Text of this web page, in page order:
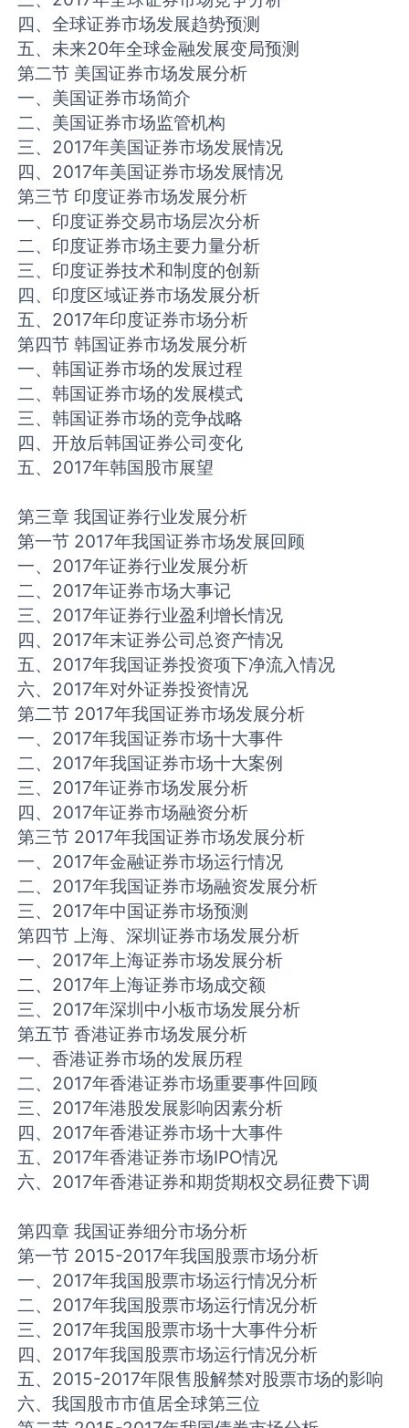
四、全球证券市场发展趋势预测
五、未来20年全球金融发展变局预测
第二节 美国证券市场发展分析
一、美国证券市场简介
二、美国证券市场监管机构
三、2017年美国证券市场发展情况
四、2017年美国证券市场发展情况
第三节 印度证券市场发展分析
一、印度证券交易市场层次分析
二、印度证券市场主要力量分析
三、印度证券技术和制度的创新
四、印度区域证券市场发展分析
五、2017年印度证券市场分析
第四节 韩国证券市场发展分析
一、韩国证券市场的发展过程
二、韩国证券市场的发展模式
三、韩国证券市场的竞争战略
四、开放后韩国证券公司变化
五、2017年韩国股市展望
第三章 我国证券行业发展分析
第一节 2017年我国证券市场发展回顾
一、2017年证券行业发展分析
二、2017年证券市场大事记
三、2017年证券行业盈利增长情况
四、2017年末证券公司总资产情况
五、2017年我国证券投资项下净流入情况
六、2017年对外证券投资情况
第二节 2017年我国证券市场发展分析
一、2017年我国证券市场十大事件
二、2017年我国证券市场十大案例
三、2017年证券市场发展分析
四、2017年证券市场融资分析
第三节 2017年我国证券市场发展分析
一、2017年金融证券市场运行情况
二、2017年我国证券市场融资发展分析
三、2017年中国证券市场预测
第四节 上海、深圳证券市场发展分析
一、2017年上海证券市场发展分析
二、2017年上海证券市场成交额
三、2017年深圳中小板市场发展分析
第五节 香港证券市场发展分析
一、香港证券市场的发展历程
二、2017年香港证券市场重要事件回顾
三、2017年港股发展影响因素分析
四、2017年香港证券市场十大事件
五、2017年香港证券市场IPO情况
六、2017年香港证券和期货期权交易征费下调
第四章 我国证券细分市场分析
第一节 2015-2017年我国股票市场分析
一、2017年我国股票市场运行情况分析
二、2017年我国股票市场运行情况分析
三、2017年我国股票市场十大事件分析
四、2017年我国股票市场运行情况分析
五、2015-2017年限售股解禁对股票市场的影响
六、我国股市市值居全球第三位